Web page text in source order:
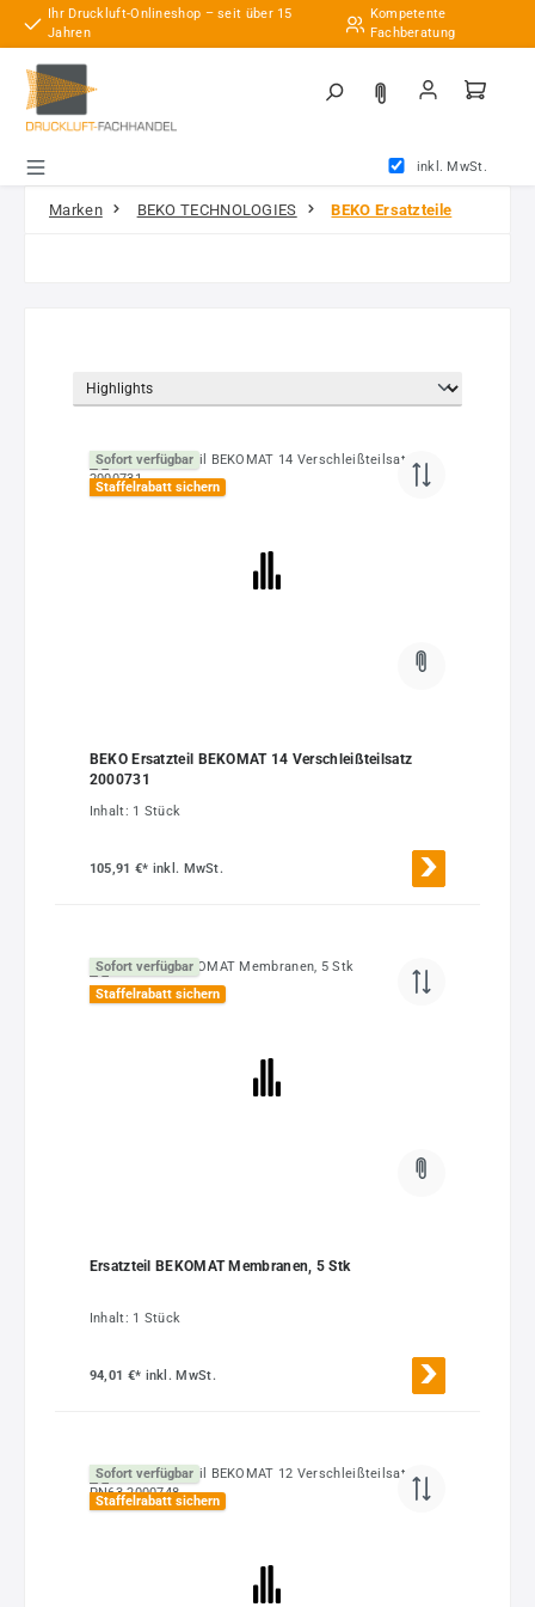
Zum Hauptinhalt springen
Ihr Druckluft-Onlineshop – seit über 15
Jahren
Kompetente
Fachberatung
inkl. MwSt.
Marken BEKO TECHNOLOGIES BEKO Ersatzteile
Sofort verfügbar
Staffelrabatt sichern
BEKO Ersatzteil BEKOMAT 14 Verschleißteilsatz
2000731
Inhalt: 1 Stück
105,91 €* inkl. MwSt.
Sofort verfügbar
Staffelrabatt sichern
Ersatzteil BEKOMAT Membranen, 5 Stk
Inhalt: 1 Stück
94,01 €* inkl. MwSt.
Sofort verfügbar
Staffelrabatt sichern